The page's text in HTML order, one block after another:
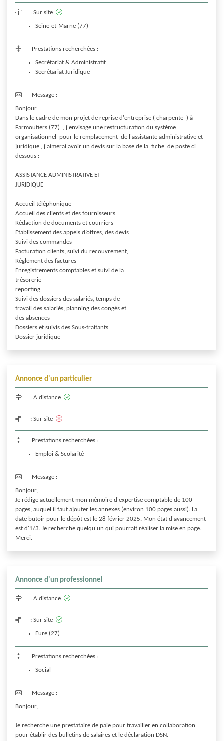
: Sur site
Seine-et-Marne (77)
Prestations recherchées :
Secrétariat & Administratif
Secrétariat Juridique
Message :
Bonjour
Dans le cadre de mon projet de reprise d'entreprise ( charpente  ) à
Farmoutiers (77)  , j'envisage une restructuration du système
organisationnel  pour le remplacement  de l'assistante administrative et
juridique , j'aimerai avoir un devis sur la base de la  fiche  de poste ci
dessous :
ASSISTANCE ADMINISTRATIVE ET
JURIDIQUE
Accueil téléphonique
Accueil des clients et des fournisseurs
Rédaction de documents et courriers
Etablissement des appels d’offres, des devis
Suivi des commandes
Facturation clients, suivi du recouvrement,
Règlement des factures
Enregistrements comptables et suivi de la
trésorerie
reporting
Suivi des dossiers des salariés, temps de
travail des salariés, planning des congés et
des absences
Dossiers et suivis des Sous-traitants
Annonce d'un particulier
: A distance
: Sur site
Prestations recherchées :
Emploi & Scolarité
Message :
Bonjour,
Je rédige actuellement mon mémoire d'expertise comptable de 100
pages, auquel il faut ajouter les annexes (environ 100 pages aussi). La
date butoir pour le dépôt est le 28 février 2025. Mon état d'avancement
est d'1/3. Je recherche quelqu'un qui pourrait réaliser la mise en page.
Annonce d'un professionnel
: A distance
: Sur site
Eure (27)
Prestations recherchées :
Social
Message :
Bonjour,
Je recherche une prestataire de paie pour travailler en collaboration
pour établir des bulletins de salaires et le déclaration DSN.